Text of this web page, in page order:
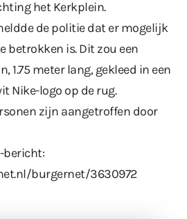
het Kerkplein.
de politie dat er mogelijk
betrokken is. Dit zou een
1.75 meter lang, gekleed in een
Nike-logo op de rug.
zijn aangetroffen door
bericht:
burgernet/3630972